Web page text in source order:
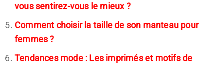
vous sentirez-vous le mieux ?
Comment choisir la taille de son manteau pour
femmes ?
Tendances mode : Les imprimés et motifs de